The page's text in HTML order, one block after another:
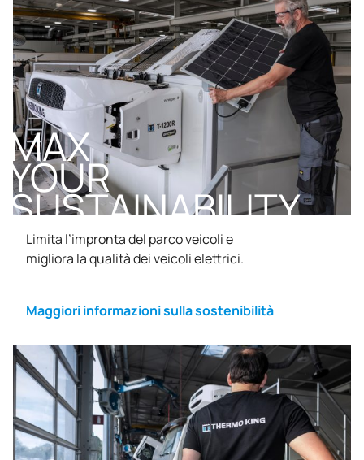
MAX
YOUR
SUSTAINABILITY
Limita l’impronta del parco veicoli e
migliora la qualità dei veicoli elettrici.
Maggiori informazioni sulla sostenibilità